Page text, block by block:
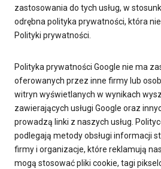
zastosowania do tych usług, w
odrębna polityka prywatności, która
Polityki prywatności.
Polityka prywatności Google nie ma
oferowanych przez inne firmy lub
witryn wyświetlanych w wynikach
zawierających usługi Google oraz
prowadzą linki z naszych usług.
podlegają metody obsługi informacji
firmy i organizacje, które reklamują
mogą stosować pliki cookie, tagi